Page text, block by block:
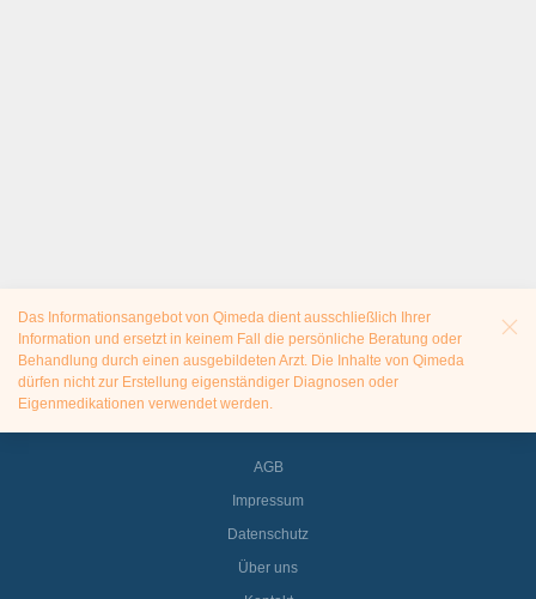
Das Informationsangebot von Qimeda dient ausschließlich Ihrer
Information und ersetzt in keinem Fall die persönliche Beratung oder
Behandlung durch einen ausgebildeten Arzt. Die Inhalte von Qimeda
dürfen nicht zur Erstellung eigenständiger Diagnosen oder
Eigenmedikationen verwendet werden.
AGB
Impressum
Datenschutz
Über uns